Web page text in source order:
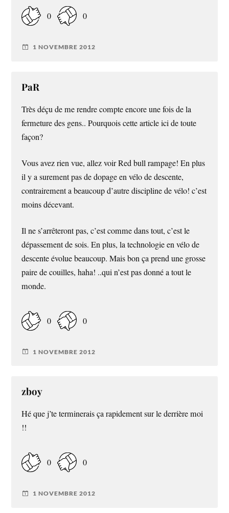
0 0
1 NOVEMBRE 2012
PaR
Très déçu de me rendre compte encore une fois de la
fermeture des gens.. Pourquois cette article ici de toute
façon?
Vous avez rien vue, allez voir Red bull rampage! En plus
il y a surement pas de dopage en vélo de descente,
contrairement a beaucoup d’autre discipline de vélo! c’est
moins décevant.
Il ne s’arrêteront pas, c’est comme dans tout, c’est le
dépassement de sois. En plus, la technologie en vélo de
descente évolue beaucoup. Mais bon ça prend une grosse
paire de couilles, haha! ..qui n’est pas donné a tout le
monde.
0 0
1 NOVEMBRE 2012
zboy
Hé que j’te terminerais ça rapidement sur le derrière moi
!!
0 0
1 NOVEMBRE 2012